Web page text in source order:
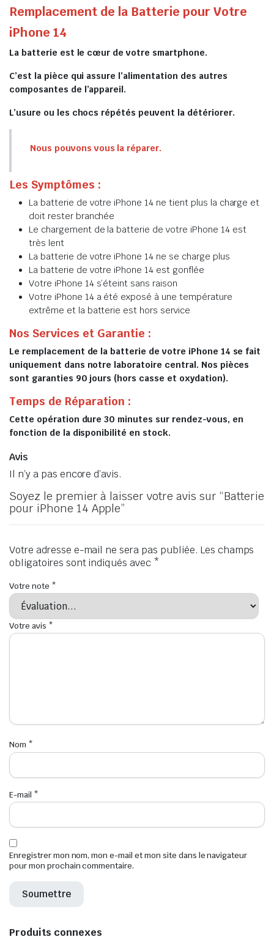
Remplacement de la Batterie pour Votre
iPhone 14
La batterie est le cœur de votre smartphone.
C’est la pièce qui assure l’alimentation des autres
composantes de l’appareil.
L’usure ou les chocs répétés peuvent la détériorer.
Nous pouvons vous la réparer.
Les Symptômes :
La batterie de votre iPhone 14 ne tient plus la charge et
doit rester branchée
Le chargement de la batterie de votre iPhone 14 est
très lent
La batterie de votre iPhone 14 ne se charge plus
La batterie de votre iPhone 14 est gonflée
Votre iPhone 14 s’éteint sans raison
Votre iPhone 14 a été exposé à une température
extrême et la batterie est hors service
Nos Services et Garantie :
Le remplacement de la batterie de votre iPhone 14 se fait
uniquement dans notre laboratoire central. Nos pièces
sont garanties 90 jours (hors casse et oxydation).
Temps de Réparation :
Cette opération dure 30 minutes sur rendez-vous, en
fonction de la disponibilité en stock.
Avis
Il n’y a pas encore d’avis.
Soyez le premier à laisser votre avis sur “Batterie
pour iPhone 14 Apple”
Votre adresse e-mail ne sera pas publiée. Les champs
obligatoires sont indiqués avec *
Votre note *
Votre avis *
Nom *
E-mail *
Enregistrer mon nom, mon e-mail et mon site dans le navigateur
pour mon prochain commentaire.
Produits connexes